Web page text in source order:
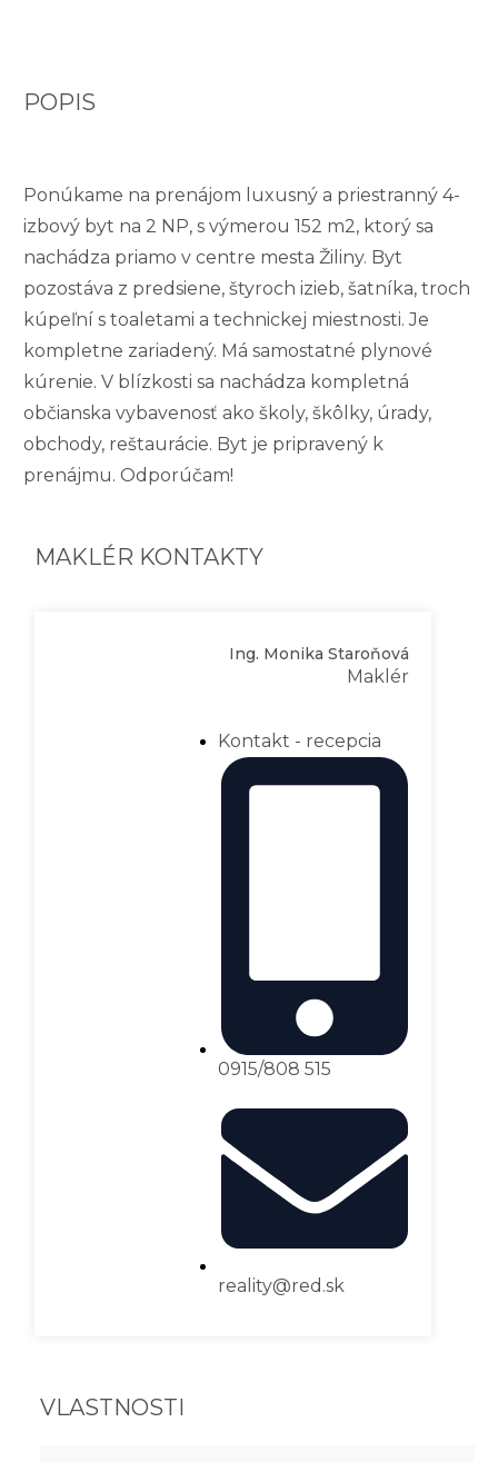
POPIS
Ponúkame na prenájom luxusný a priestranný 4-
izbový byt na 2 NP, s výmerou 152 m2, ktorý sa
nachádza priamo v centre mesta Žiliny. Byt
pozostáva z predsiene, štyroch izieb, šatníka, troch
kúpeľní s toaletami a technickej miestnosti. Je
kompletne zariadený. Má samostatné plynové
kúrenie. V blízkosti sa nachádza kompletná
občianska vybavenosť ako školy, škôlky, úrady,
obchody, reštaurácie. Byt je pripravený k
prenájmu. Odporúčam!
MAKLÉR KONTAKTY
Ing. Monika Staroňová
Maklér
Kontakt - recepcia
0915/808 515
reality@red.sk
VLASTNOSTI